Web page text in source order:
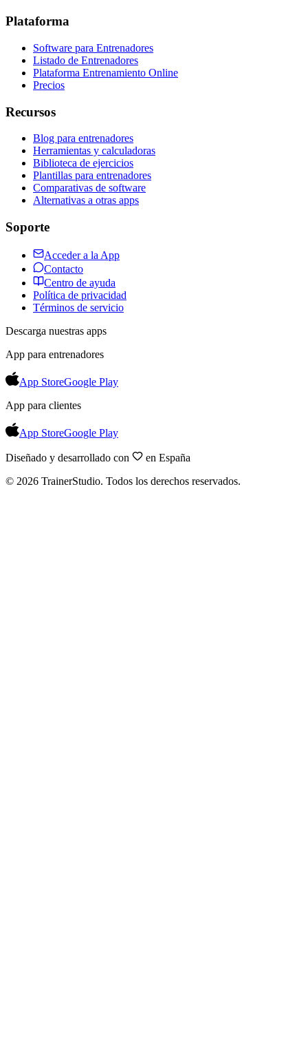
Plataforma
Software para Entrenadores
Listado de Entrenadores
Plataforma Entrenamiento Online
Precios
Recursos
Blog para entrenadores
Herramientas y calculadoras
Biblioteca de ejercicios
Plantillas para entrenadores
Comparativas de software
Alternativas a otras apps
Soporte
Acceder a la App
Contacto
Centro de ayuda
Política de privacidad
Términos de servicio
Descarga nuestras apps
App para entrenadores
App StoreGoogle Play
App para clientes
App StoreGoogle Play
Diseñado y desarrollado con
en España
© 2026 TrainerStudio. Todos los derechos reservados.